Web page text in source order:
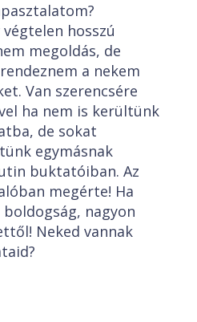
hosszú
megoldás, de
a nekem
Van szerencsére
ha nem is kerültünk
de sokat
egymásnak
buktatóiban. Az
megérte! Ha
nagyon
Neked vannak